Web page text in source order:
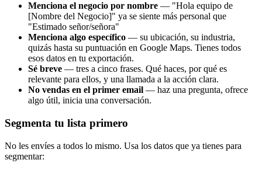
Menciona el negocio por nombre — "Hola equipo de
[Nombre del Negocio]" ya se siente más personal que
"Estimado señor/señora"
Menciona algo específico — su ubicación, su industria,
quizás hasta su puntuación en Google Maps. Tienes todos
esos datos en tu exportación.
Sé breve — tres a cinco frases. Qué haces, por qué es
relevante para ellos, y una llamada a la acción clara.
No vendas en el primer email — haz una pregunta, ofrece
algo útil, inicia una conversación.
Segmenta tu lista primero
No les envíes a todos lo mismo. Usa los datos que ya tienes para
segmentar: